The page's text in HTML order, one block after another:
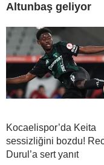
Altunbaş geliyor
Kocaelispor’da Keita
sessizliğini bozdu!
Durul’a sert yanıt